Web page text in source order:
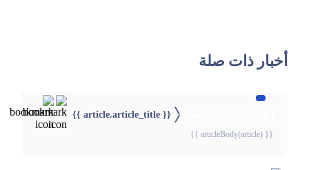
أخبار ذات صلة
{{ article.article_title }}
{{ articleBody(article) }}